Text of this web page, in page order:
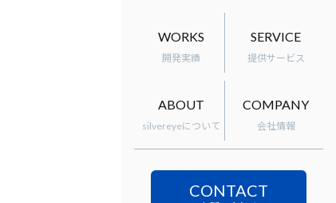
WORKS
開発実績
SERVICE
提供サービス
ABOUT
silvereyeについて
COMPANY
会社情報
CONTACT